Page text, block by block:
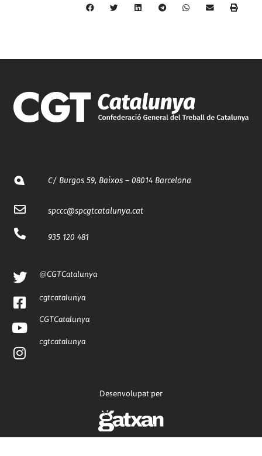
C/ Burgos 59, Baixos – 08014 Barcelona
spccc@spcgtcatalunya.cat
935 120 481
@CGTCatalunya
cgtcatalunya
CGTCatalunya
cgtcatalunya
Desenvolupat per